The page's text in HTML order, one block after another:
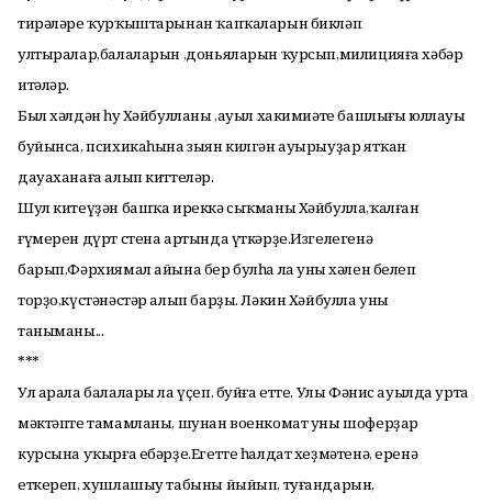
тирәләре ҡурҡыштарынан ҡапҡаларын бикләп
ултыралар,балаларын ,доньяларын ҡурсып,милицияға хәбәр
итәләр.
Был хәлдән һуң Хәйбулланы ,ауыл хакимиәте башлығы юллауы
буйынса, психикаһына зыян килгән ауырыуҙар ятҡан
дауаханаға алып киттеләр.
Шул китеүҙән башҡа иреккә сыҡманы Хәйбулла,ҡалған
ғүмерен дүрт стена артында үткәрҙе.Изгелегенә
барып,Фәрхиямал айына бер булһа ла уның хәлен белеп
торҙо,күстәнәстәр алып барҙы. Ләкин Хәйбулла уны
таныманы...
***
Ул арала балалары ла үҫеп, буйға етте. Улы Фәнис ауылда урта
мәктәпте тамамланы, шунан военкомат уны шоферҙар
курсына уҡырға ебәрҙе.Егетте һалдат хеҙмәтенә, еренә
еткереп, хушлашыу табыны йыйып, туғандарын,